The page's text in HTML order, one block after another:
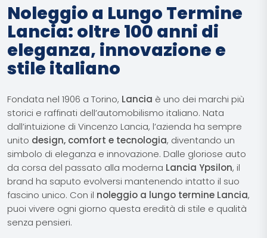
Noleggio a Lungo Termine
Lancia: oltre 100 anni di
eleganza, innovazione e
stile italiano
Fondata nel 1906 a Torino, Lancia è uno dei marchi più
storici e raffinati dell’automobilismo italiano. Nata
dall’intuizione di Vincenzo Lancia, l’azienda ha sempre
unito design, comfort e tecnologia, diventando un
simbolo di eleganza e innovazione. Dalle gloriose auto
da corsa del passato alla moderna Lancia Ypsilon, il
brand ha saputo evolversi mantenendo intatto il suo
fascino unico. Con il noleggio a lungo termine Lancia,
puoi vivere ogni giorno questa eredità di stile e qualità
senza pensieri.